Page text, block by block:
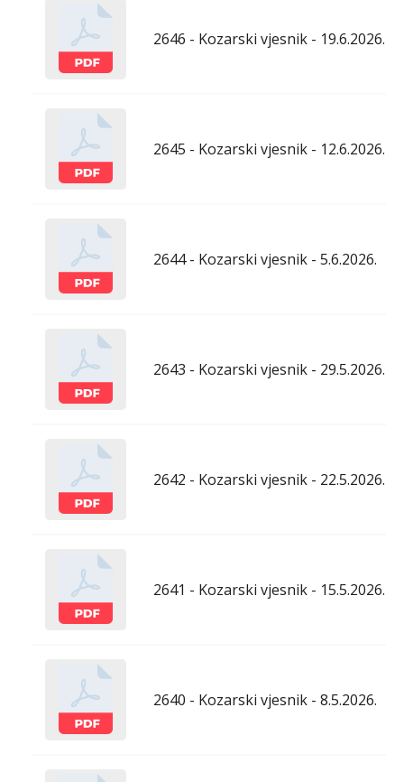
2646 - Kozarski vjesnik - 19.6.2026.
2645 - Kozarski vjesnik - 12.6.2026.
2644 - Kozarski vjesnik - 5.6.2026.
2643 - Kozarski vjesnik - 29.5.2026.
2642 - Kozarski vjesnik - 22.5.2026.
2641 - Kozarski vjesnik - 15.5.2026.
2640 - Kozarski vjesnik - 8.5.2026.